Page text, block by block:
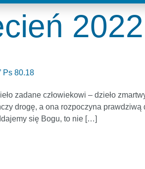
2022
Ps 80.18
zadane człowiekowi – dzieło
drogę, a ona rozpoczyna
się Bogu, to nie […]